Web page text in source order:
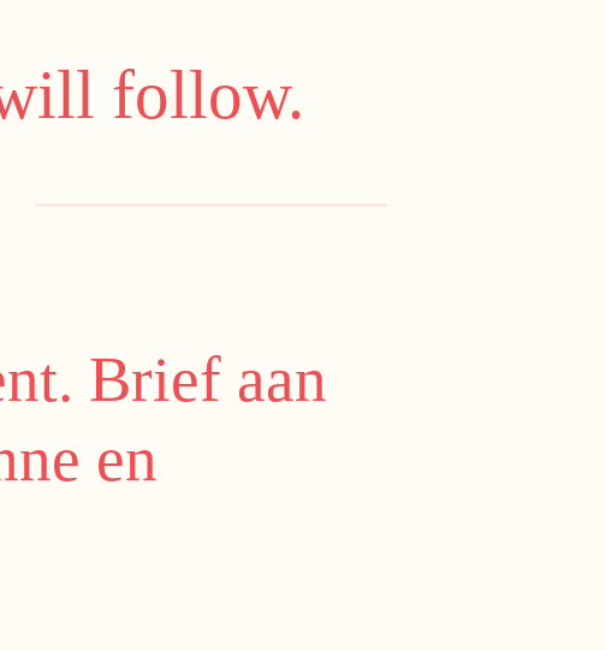
follow.
Brief aan
en